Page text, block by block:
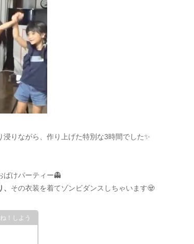
りながら、作り上げた特別な3時間でした✨
ばけパーティー👻
その衣装を着てゾンビダンスしちゃいます🧟